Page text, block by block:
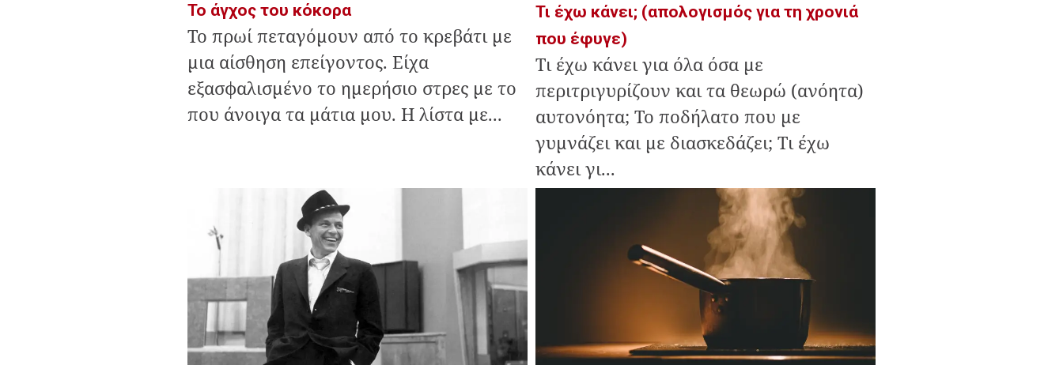
Το άγχος του κόκορα
Το πρωί πεταγόμουν από το κρεβάτι με
μια αίσθηση επείγοντος. Είχα
εξασφαλισμένο το ημερήσιο στρες με το
που άνοιγα τα μάτια μου. Η λίστα με...
Τι έχω κάνει; (απολογισμός για τη χρονιά
που έφυγε)
Τι έχω κάνει για όλα όσα με
περιτριγυρίζουν και τα θεωρώ (ανόητα)
αυτονόητα; Το ποδήλατο που με
γυμνάζει και με διασκεδάζει; Τι έχω
κάνει γι...